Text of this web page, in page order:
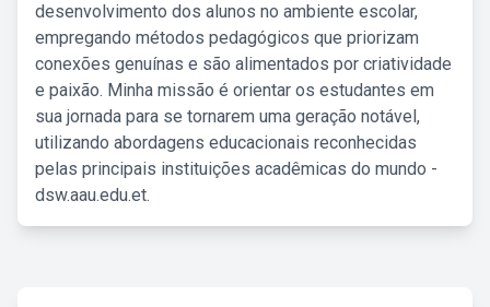
desenvolvimento dos alunos no ambiente escolar,
empregando métodos pedagógicos que priorizam
conexões genuínas e são alimentados por criatividade
e paixão. Minha missão é orientar os estudantes em
sua jornada para se tornarem uma geração notável,
utilizando abordagens educacionais reconhecidas
pelas principais instituições acadêmicas do mundo -
dsw.aau.edu.et.